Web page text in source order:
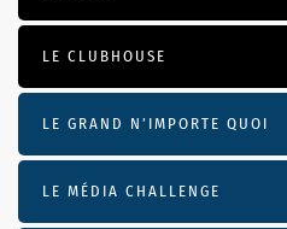
LE CLUBHOUSE
LE GRAND N’IMPORTE QUOI
LE MÉDIA CHALLENGE